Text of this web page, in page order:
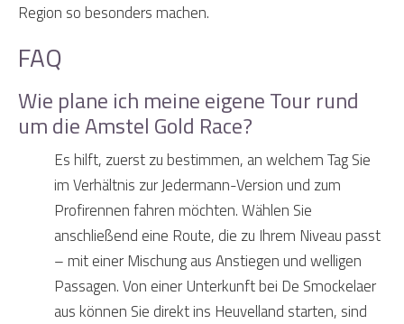
Region so besonders machen.
FAQ
Wie plane ich meine eigene Tour rund
um die Amstel Gold Race?
Es hilft, zuerst zu bestimmen, an welchem Tag Sie
im Verhältnis zur Jedermann-Version und zum
Profirennen fahren möchten. Wählen Sie
anschließend eine Route, die zu Ihrem Niveau passt
– mit einer Mischung aus Anstiegen und welligen
Passagen. Von einer Unterkunft bei De Smockelaer
aus können Sie direkt ins Heuvelland starten, sind